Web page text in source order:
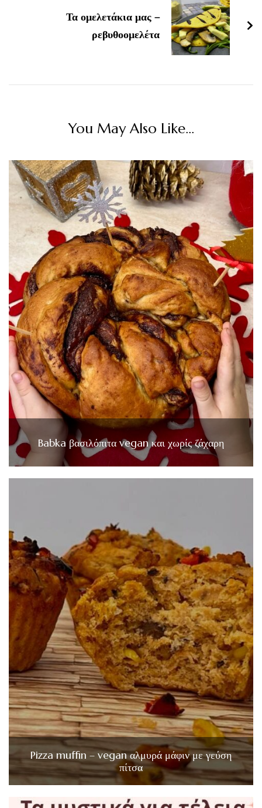
Τα ομελετάκια μας –
ρεβυθοομελέτα
You May Also Like...
Babka βασιλόπιτα vegan και χωρίς ζάχαρη
Pizza muffin – vegan αλμυρά μάφιν με γεύση
πίτσα